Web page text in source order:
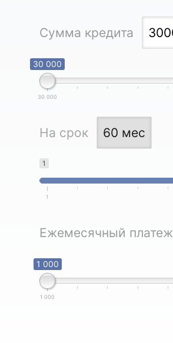
Сумма кредита
30 000
30 000
На срок
1
1
Ежемесячный платеж
1 000
1 000